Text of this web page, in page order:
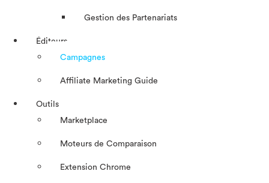
Gestion des Partenariats
Éditeurs
Campagnes
Affiliate Marketing Guide
Outils
Marketplace
Moteurs de Comparaison
Extension Chrome